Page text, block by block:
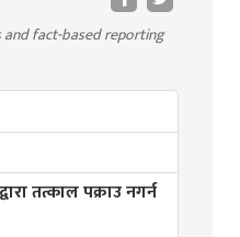
and fact-based reporting
तत्काल पक्राउ नगर्न